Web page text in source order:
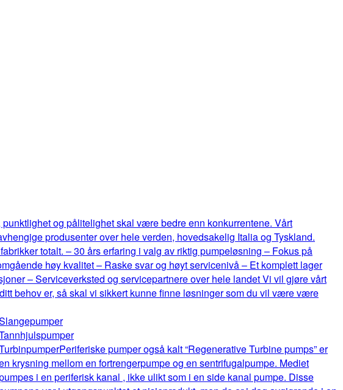
og pålitelighet skal være bedre enn konkurrentene. Vårt
produsenter over hele verden, hovedsakelig Italia og Tyskland.
totalt. – 30 års erfaring i valg av riktig pumpeløsning – Fokus på
høy kvalitet – Raske svar og høyt servicenivå – Et komplett lager
– Serviceverksted og servicepartnere over hele landet Vi vil gjøre vårt
behov er, så skal vi sikkert kunne finne løsninger som du vil være være
Periferiske pumper også kalt “Regenerative Turbine pumps” er
krysning mellom en fortrengerpumpe og en sentrifugalpumpe. Mediet
i en periferisk kanal , ikke ulikt som i en side kanal pumpe. Disse